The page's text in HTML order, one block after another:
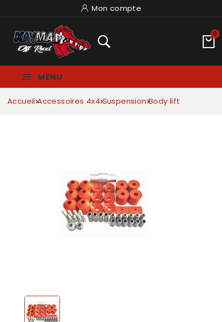
Mon compte
0
MENU
Accueil Accessoires 4x4 Suspension Body lift